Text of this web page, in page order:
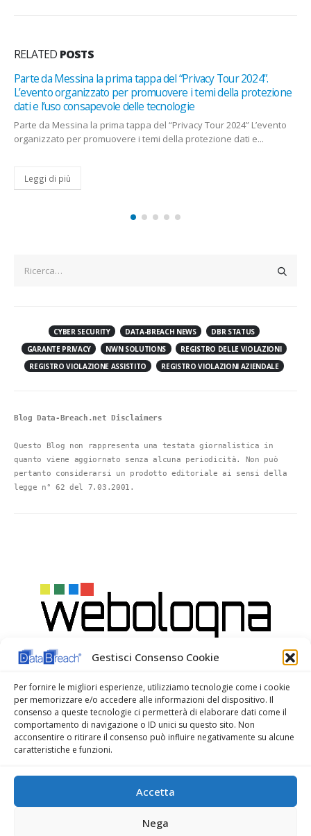
Gestisci Consenso Cookie
Per fornire le migliori esperienze, utilizziamo tecnologie come i cookie
per memorizzare e/o accedere alle informazioni del dispositivo. Il
consenso a queste tecnologie ci permetterà di elaborare dati come il
comportamento di navigazione o ID unici su questo sito. Non
acconsentire o ritirare il consenso può influire negativamente su alcune
caratteristiche e funzioni.
Accetta
Nega
DA
POCHE
DI
RELATED POSTS
Parte da Messina la prima tappa del “Privacy Tour 2024”.
L’evento organizzato per promuovere i temi della protezione
dati e l’uso consapevole delle tecnologie
Parte da Messina la prima tappa del “Privacy Tour 2024” L’evento
organizzato per promuovere i temi della protezione dati e...
Leggi di più
CYBER SECURITY DATA-BREACH NEWS
DBR STATUS
GARANTE PRIVACY
NWN SOLUTIONS
REGISTRO DELLE VIOLAZIONI
REGISTRO VIOLAZIONE ASSISTITO
REGISTRO VIOLAZIONI AZIENDALE
Blog Data-Breach.net Disclaimers
Questo Blog non rappresenta una testata giornalistica in
quanto viene aggiornato senza alcuna periodicità. Non può
pertanto considerarsi un prodotto editoriale ai sensi della
legge n° 62 del 7.03.2001.